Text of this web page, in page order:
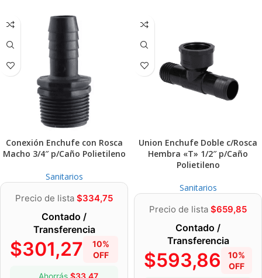
Conexión Enchufe con Rosca
Macho 3/4″ p/Caño Polietileno
Sanitarios
Precio de lista $334,75
Contado /
Transferencia
$301,27
10%
OFF
Ahorrás $33,47
Union Enchufe Doble c/Rosca
Hembra «T» 1/2″ p/Caño
Polietileno
Sanitarios
Precio de lista $659,85
Contado /
Transferencia
$593,86
10%
OFF